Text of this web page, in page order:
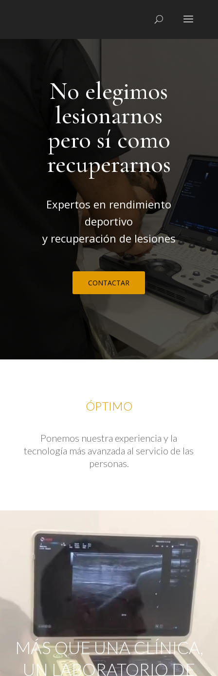
No elegimos
lesionarnos
pero sí como
recuperarnos
Expertos en rendimiento
deportivo
y recuperación de lesiones
CONTACTAR
ÓPTIMO
Ponemos nuestra experiencia y la
tecnología más avanzada al servicio de las
personas.
MÁS QUE UNA CLÍNICA,
UN LABORATORIO DE